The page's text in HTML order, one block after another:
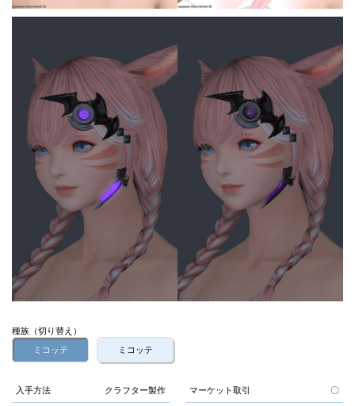
種族（切り替え）
ミコッテ
ミコッテ
入手方法 クラフター製作 マーケット取引 〇